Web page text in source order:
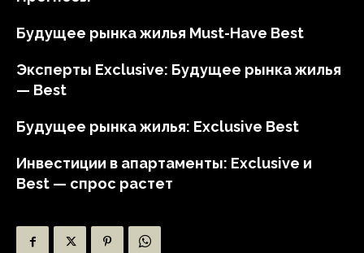
Будущее рынка жилья Must-Have Best
Эксперты Exclusive: Будущее рынка жилья
— Best
Будущее рынка жилья: Exclusive Best
Инвестиции в апартаменты: Exclusive и
Best — спрос растет